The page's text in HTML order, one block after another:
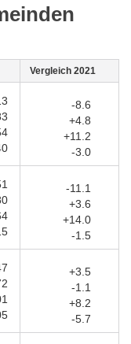
Vergleich 2021
-8.6
+4.8
+11.2
-3.0
-11.1
+3.6
+14.0
-1.5
+3.5
-1.1
+8.2
-5.7